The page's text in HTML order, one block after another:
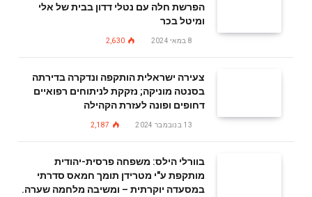
הפרשת חלה עם נטלי דדון בבית של אלי
ומיטל בכר
8 במאי 2024 2,630
צעירה ישראלית הותקפה ונדקרה בדירתה
בסנטה מוניקה; נזקקת לניתוחים רפואיים
דחופים ופונה לעזרת הקהילה
13 בנובמבר 2024 2,187
בוורלי הילס: משפחה פרסית-יהודית
מותקפת ע"י מטרידן תומך חמאס סדרתי
במסעדה יוקרתית – ומשיבה מלחמה שערה.